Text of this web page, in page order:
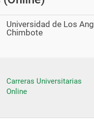
Universidad de Los
Chimbote
Carreras Universitarias
Online